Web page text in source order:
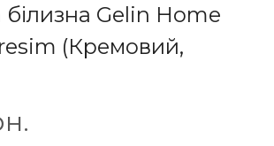
білизна Gelin Home
(Кремовий,